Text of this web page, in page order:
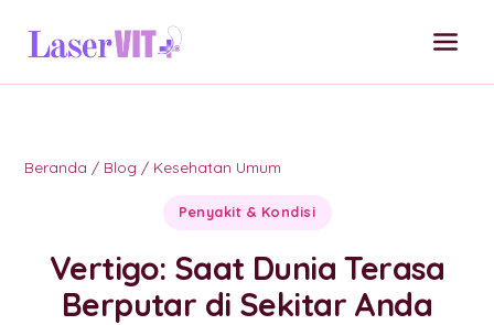
Beranda / Blog / Kesehatan Umum
Penyakit & Kondisi
Vertigo: Saat Dunia Terasa
Berputar di Sekitar Anda